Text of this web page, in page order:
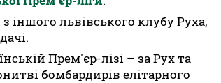
іншого львівського клубу Руха,
Прем'єр-лізі – за Рух та
бомбардирів елітарного